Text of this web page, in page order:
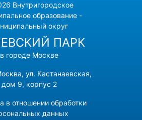
Внутригородское
образование -
округ
ПАРК
в городе Москве
ул. Кастанаевская,
дом 9, корпус 2
в отношении обработки
данных